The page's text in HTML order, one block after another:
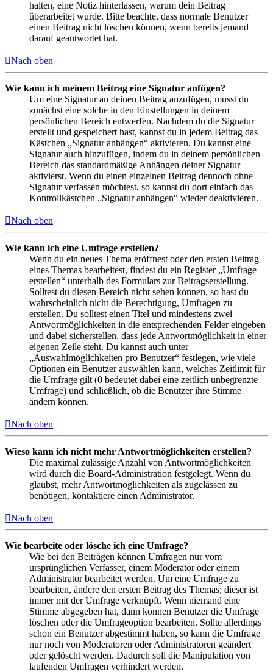
halten, eine Notiz hinterlassen, warum dein Beitrag
überarbeitet wurde. Bitte beachte, dass normale Benutzer
einen Beitrag nicht löschen können, wenn bereits jemand
darauf geantwortet hat.
Nach oben
Wie kann ich meinem Beitrag eine Signatur anfügen?
Um eine Signatur an deinen Beitrag anzufügen, musst du
zunächst eine solche in den Einstellungen in deinem
persönlichen Bereich entwerfen. Nachdem du die Signatur
erstellt und gespeichert hast, kannst du in jedem Beitrag das
Kästchen „Signatur anhängen“ aktivieren. Du kannst eine
Signatur auch hinzufügen, indem du in deinem persönlichen
Bereich das standardmäßige Anhängen deiner Signatur
aktivierst. Wenn du einen einzelnen Beitrag dennoch ohne
Signatur verfassen möchtest, so kannst du dort einfach das
Kontrollkästchen „Signatur anhängen“ wieder deaktivieren.
Nach oben
Wie kann ich eine Umfrage erstellen?
Wenn du ein neues Thema eröffnest oder den ersten Beitrag
eines Themas bearbeitest, findest du ein Register „Umfrage
erstellen“ unterhalb des Formulars zur Beitragserstellung.
Solltest du diesen Bereich nicht sehen können, so hast du
wahrscheinlich nicht die Berechtigung, Umfragen zu
erstellen. Du solltest einen Titel und mindestens zwei
Antwortmöglichkeiten in die entsprechenden Felder eingeben
und dabei sicherstellen, dass jede Antwortmöglichkeit in einer
eigenen Zeile steht. Du kannst auch unter
„Auswahlmöglichkeiten pro Benutzer“ festlegen, wie viele
Optionen ein Benutzer auswählen kann, welches Zeitlimit für
die Umfrage gilt (0 bedeutet dabei eine zeitlich unbegrenzte
Umfrage) und schließlich, ob die Benutzer ihre Stimme
ändern können.
Nach oben
Wieso kann ich nicht mehr Antwortmöglichkeiten erstellen?
Die maximal zulässige Anzahl von Antwortmöglichkeiten
wird durch die Board-Administration festgelegt. Wenn du
glaubst, mehr Antwortmöglichkeiten als zugelassen zu
benötigen, kontaktiere einen Administrator.
Nach oben
Wie bearbeite oder lösche ich eine Umfrage?
Wie bei den Beiträgen können Umfragen nur vom
ursprünglichen Verfasser, einem Moderator oder einem
Administrator bearbeitet werden. Um eine Umfrage zu
bearbeiten, ändere den ersten Beitrag des Themas; dieser ist
immer mit der Umfrage verknüpft. Wenn niemand eine
Stimme abgegeben hat, dann können Benutzer die Umfrage
löschen oder die Umfrageoption bearbeiten. Sollte allerdings
schon ein Benutzer abgestimmt haben, so kann die Umfrage
nur noch von Moderatoren oder Administratoren geändert
oder gelöscht werden. Dadurch soll die Manipulation von
laufenden Umfragen verhindert werden.